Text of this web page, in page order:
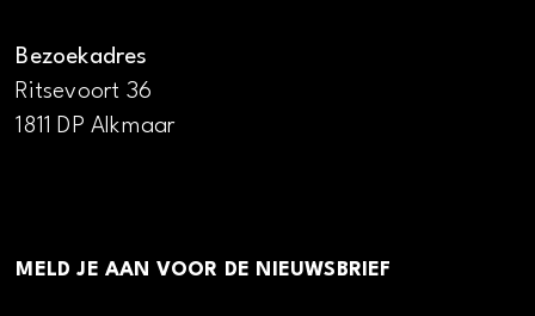
Bezoekadres
Ritsevoort 36
1811 DP Alkmaar
MELD JE AAN VOOR DE NIEUWSBRIEF